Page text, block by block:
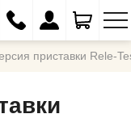
приставки Rele-